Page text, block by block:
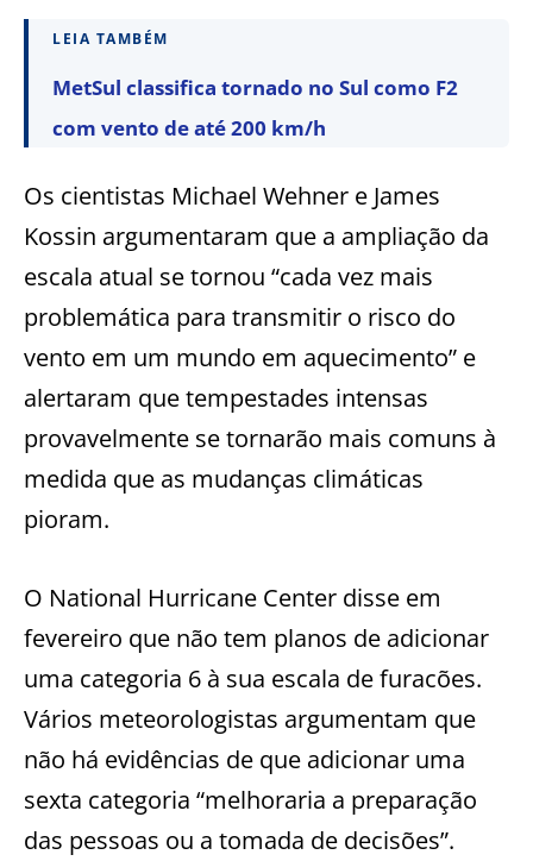
LEIA TAMBÉM
MetSul classifica tornado no Sul como F2
com vento de até 200 km/h
Os cientistas Michael Wehner e James
Kossin argumentaram que a ampliação da
escala atual se tornou “cada vez mais
problemática para transmitir o risco do
vento em um mundo em aquecimento” e
alertaram que tempestades intensas
provavelmente se tornarão mais comuns à
medida que as mudanças climáticas
pioram.
O National Hurricane Center disse em
fevereiro que não tem planos de adicionar
uma categoria 6 à sua escala de furacões.
Vários meteorologistas argumentam que
não há evidências de que adicionar uma
sexta categoria “melhoraria a preparação
das pessoas ou a tomada de decisões”.